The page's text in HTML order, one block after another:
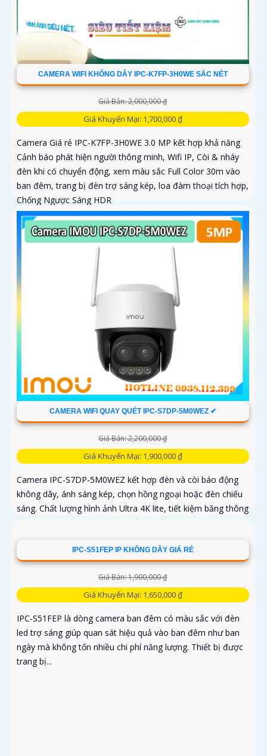
CAMERA WIFI KHÔNG DÂY IPC-K7FP-3H0WE SẮC NÉT
Giá Bán: 2,000,000 ₫
Giá Khuyến Mại: 1,700,000 ₫
Camera Giá rẻ IPC-K7FP-3H0WE 3.0 MP kết hợp khả năng
Cảnh báo phát hiện người thông minh, Wifi IP, Còi & nháy
đèn khi có chuyển động, xem màu sắc Full Color 30m vào
ban đêm, trang bị đèn trợ sáng kép, loa đàm thoại tích hợp,
Chống Ngược Sáng HDR
CAMERA WIFI QUAY QUÉT IPC-S7DP-5M0WEZ ✔
Giá Bán: 2,200,000 ₫
Giá Khuyến Mại: 1,900,000 ₫
Camera IPC-S7DP-5M0WEZ kết hợp đèn và còi báo động
không dây, ánh sáng kép, chọn hồng ngoại hoặc đèn chiếu
sáng. Chất lượng hình ảnh Ultra 4K lite, tiết kiệm băng thông
và chi phí, giám sát ban đêm tốt với hồng ngoại 50m
IPC-S51FEP IP KHÔNG DÂY GIÁ RẺ
Giá Bán: 1,900,000 ₫
Giá Khuyến Mại: 1,650,000 ₫
IPC-S51FEP là dòng camera ban đêm có màu sắc với đèn
led trợ sáng giúp quan sát hiệu quả vào ban đêm như ban
ngày mà không tốn nhiều chi phí năng lượng. Thiết bị được
trang bị...